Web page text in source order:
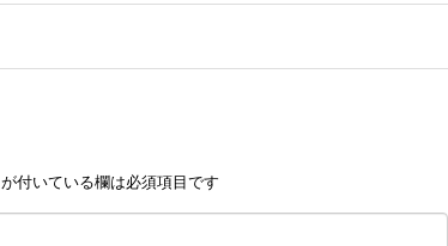
が付いている欄は必須項目です